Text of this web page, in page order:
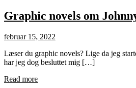
Graphic novels om
februar 15, 2022
Læser du graphic novels? Lige da jeg
har jeg dog besluttet mig […]
Read more